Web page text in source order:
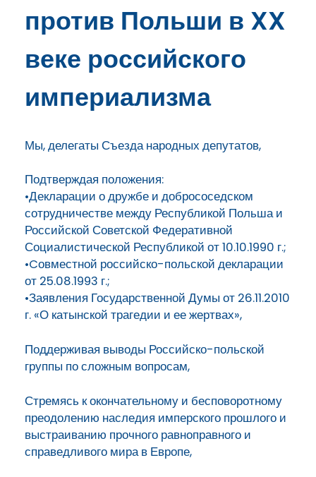
против Польши в XX
веке российского
империализма
Мы, делегаты Съезда народных депутатов,
Подтверждая положения:
•Декларации о дружбе и добрососедском
сотрудничестве между Республикой Польша и
Российской Советской Федеративной
Социалистической Республикой от 10.10.1990 г.;
•Cовместной российско-польской декларации
от 25.08.1993 г.;
•Заявления Государственной Думы от 26.11.2010
г. «О катынской трагедии и ее жертвах»,
Поддерживая выводы Российско-польской
группы по сложным вопросам,
Стремясь к окончательному и бесповоротному
преодолению наследия имперского прошлого и
выстраиванию прочного равноправного и
справедливого мира в Европе,